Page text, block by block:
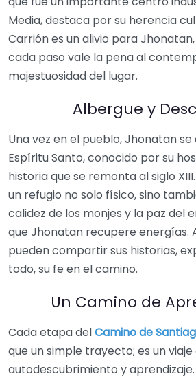
Media, destaca por su herencia
Carrión es un alivio para
cada paso vale la pena al
majestuosidad del lugar.
Albergue y
Una vez en el pueblo, Jhonatan
Espíritu Santo, conocido por su
historia que se remonta al siglo
un refugio no solo físico, sino
calidez de los monjes y la paz del
que Jhonatan recupere energías.
pueden compartir sus historias,
todo, su fe en el camino.
Un Camino de
Cada etapa delCamino de
que un simple trayecto; es un viaje
autodescubrimiento y